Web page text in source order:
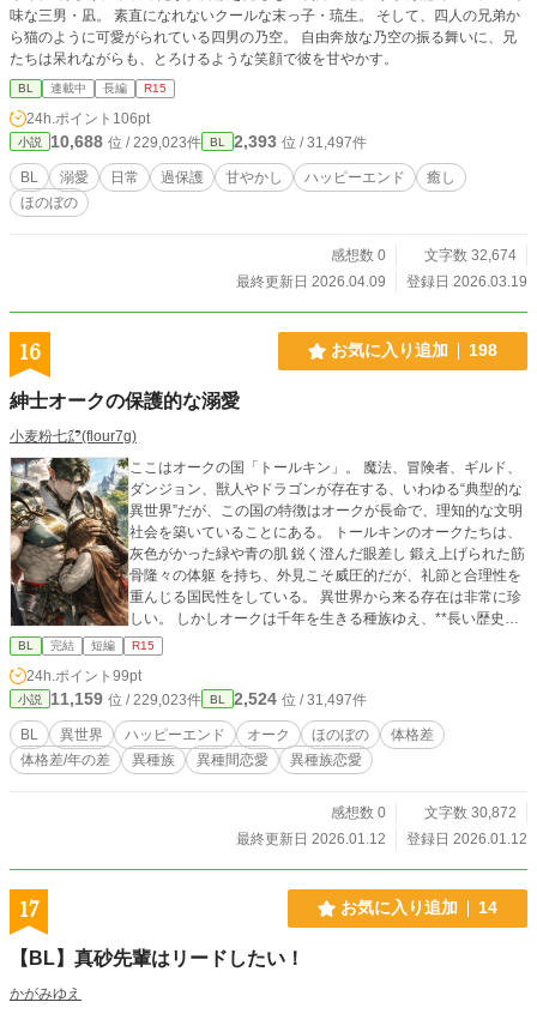
味な三男・凪。 素直になれないクールな末っ子・琉生。 そして、四人の兄弟か
ら猫のように可愛がられている四男の乃空。 自由奔放な乃空の振る舞いに、兄
たちは呆れながらも、とろけるような笑顔で彼を甘やかす。
BL 連載中 長編 R15
24h.ポイント 106pt
小説 10,688 位 / 229,023件 BL 2,393 位 / 31,497件
BL 溺愛 日常 過保護 甘やかし ハッピーエンド
癒し
ほのぼの
感想数 0
文字数 32,674
最終更新日 2026.04.09
登録日 2026.03.19
16 お気に入り追加 198
紳士オークの保護的な溺愛
小麦粉七㌘(flour7g)
ここはオークの国「トールキン」。 魔法、冒険者、ギルド、
ダンジョン、獣人やドラゴンが存在する、いわゆる“典型的な
異世界”だが、この国の特徴はオークが長命で、理知的な文明
社会を築いていることにある。 トールキンのオークたちは、
灰色がかった緑や青の肌 鋭く澄んだ眼差し 鍛え上げられた筋
骨隆々の体躯 を持ち、外見こそ威圧的だが、礼節と合理性を
重んじる国民性をしている。 異世界から来る存在は非常に珍
しい。 しかしオークは千年を生きる種族ゆえ、**長い歴史の
中で「時折起こる出来事」**として、記録にも記憶にも残さ
れてきた。 ⸻ ■ ガスパールというオーク ガスパールは、
この国でも名の知れた貴族家系の三男として生まれた。 薄く
灰を帯びた緑の肌、 赤い虹彩に金色の瞳孔という、どこか神
話的な目。 分厚い肩と胸板、鍛え抜かれた腹筋は鎧に覆われ
ずとも堅牢で、 銀色に輝く胸当てと腰当てには、代々受け継
がれてきた宝石が嵌め込まれている。 ざらついた低音の声だ
いい」と思っている節があり、それが彼の誠実さと同時に、
た。 家柄も立場も違う相手だったが、 彼はその伴侶の、 不
BL 完結 短編 R15
24h.ポイント 99pt
小説 11,159 位 / 229,023件 BL 2,524 位 / 31,497件
BL 異世界 ハッピーエンド オーク ほのぼの
体格差
体格差/年の差
異種族 異種間恋愛 異種族恋愛
感想数 0
文字数 30,872
最終更新日 2026.01.12
登録日 2026.01.12
17 お気に入り追加 14
【BL】真砂先輩はリードしたい！
かがみゆえ